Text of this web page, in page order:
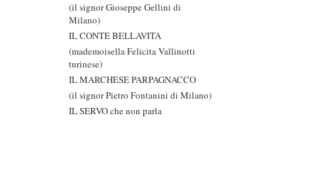
(il signor Gioseppe Gellini di
Milano)
IL CONTE BELLAVITA
(mademoisella Felicita Vallinotti
turinese)
IL MARCHESE PARPAGNACCO
(il signor Pietro Fontanini di Milano)
IL SERVO che non parla